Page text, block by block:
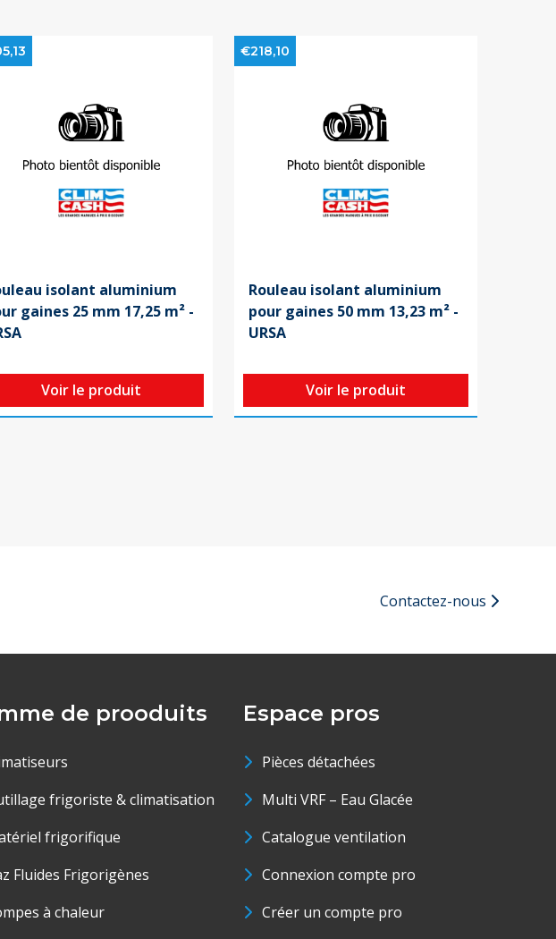
isolant aluminium
gaines 25 mm 17,25 m² -
Voir le produit
€218,10
Rouleau isolant aluminium
pour gaines 50 mm 13,23 m² -
URSA
Voir le produit
Contactez-nous
de prooduits
frigoriste & climatisation
frigorifique
Fluides Frigorigènes
à chaleur
Espace pros
Pièces détachées
Multi VRF – Eau Glacée
Catalogue ventilation
Connexion compte pro
Créer un compte pro